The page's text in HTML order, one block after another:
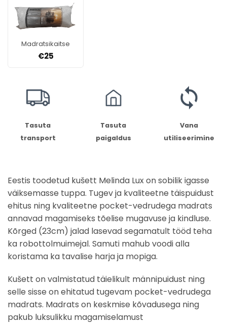
Madratsikaitse
€25
Tasuta
transport
Tasuta
paigaldus
Vana
utiliseerimine
Eestis toodetud kušett Melinda Lux on sobilik igasse
väiksemasse tuppa. Tugev ja kvaliteetne täispuidust
ehitus ning kvaliteetne pocket-vedrudega madrats
annavad magamiseks tõelise mugavuse ja kindluse.
Kõrged (23cm) jalad lasevad segamatult tööd teha
ka robottolmuimejal. Samuti mahub voodi alla
koristama ka tavalise harja ja mopiga.
Kušett on valmistatud täielikult männipuidust ning
selle sisse on ehitatud tugevam pocket-vedrudega
madrats. Madrats on keskmise kõvadusega ning
pakub luksulikku magamiselamust